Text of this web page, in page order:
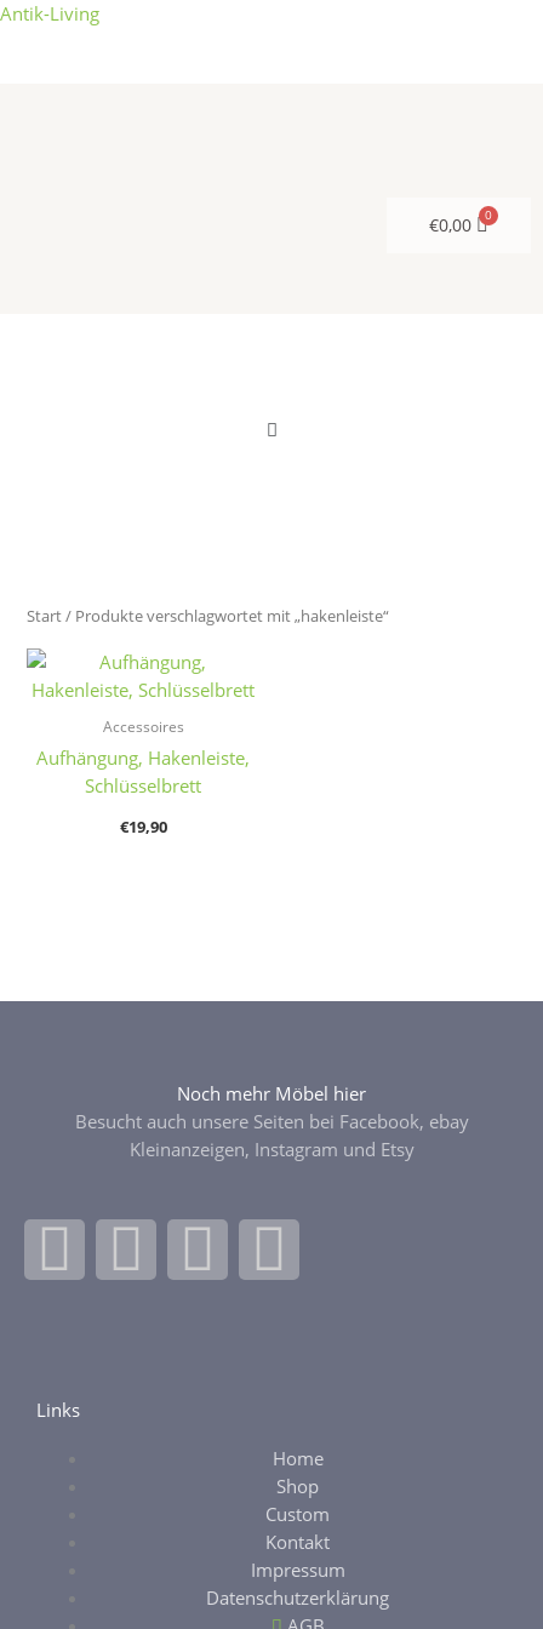
Zum
Antik-Living
€0,00
Menü
Start/ Produkte verschlagwortet mit „hakenleiste“
Accessoires
Aufhängung, Hakenleiste,
Schlüsselbrett
€19,90
Noch mehr Möbel hier
Besucht auch unsere Seiten bei Facebook, ebay
Kleinanzeigen, Instagram und Etsy
F
a
e
I
n
E
b
E
t
y
Links
Home
Shop
Custom
Kontakt
Impressum
Datenschutzerklärung